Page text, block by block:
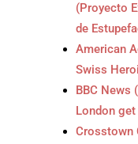
(Proyecto
de
American
Swiss
BBC News
London
Crosstown